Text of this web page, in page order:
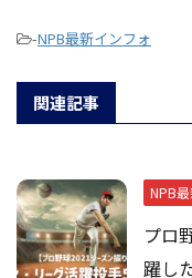
-NPB最新インフォ
関連記事
NPB
プロ
躍し